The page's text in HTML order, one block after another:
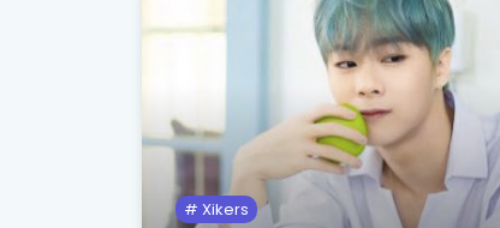
Xikers